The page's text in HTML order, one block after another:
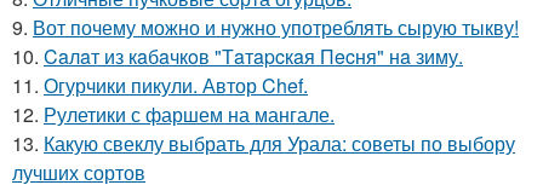
9. Вот почему можно и нужно употреблять сырую тыкву!
10. Caлaт из кaбaчкoв "Тaтapcкaя Пecня" нa зиму.
11. Огурчики пикули. Автор Chef.
12. Рулетики с фаршем на мангале.
13. Какую свеклу выбрать для Урала: советы по выбору
лучших сортов